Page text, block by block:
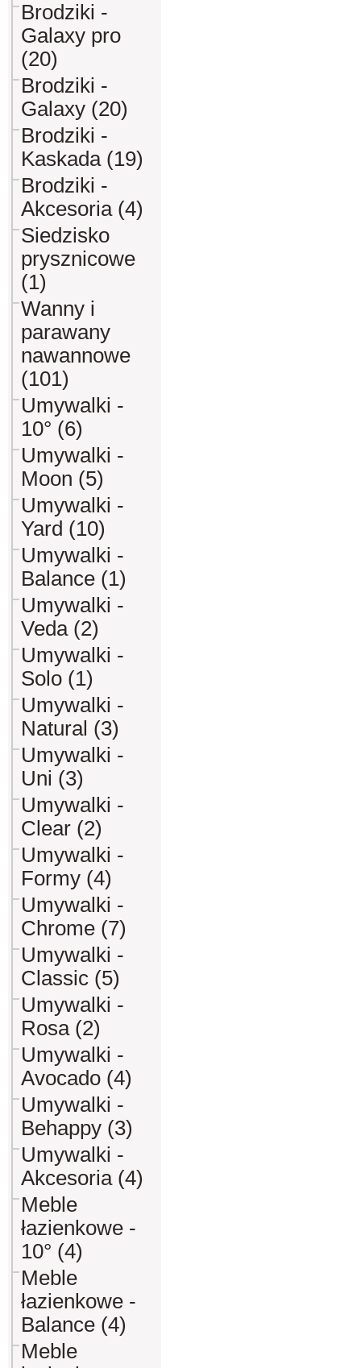
Brodziki -
Galaxy pro
(20)
Brodziki -
Galaxy (20)
Brodziki -
Kaskada (19)
Brodziki -
Akcesoria (4)
Siedzisko
prysznicowe
(1)
Wanny i
parawany
nawannowe
(101)
Umywalki -
10° (6)
Umywalki -
Moon (5)
Umywalki -
Yard (10)
Umywalki -
Balance (1)
Umywalki -
Veda (2)
Umywalki -
Solo (1)
Umywalki -
Natural (3)
Umywalki -
Uni (3)
Umywalki -
Clear (2)
Umywalki -
Formy (4)
Umywalki -
Chrome (7)
Umywalki -
Classic (5)
Umywalki -
Rosa (2)
Umywalki -
Avocado (4)
Umywalki -
Behappy (3)
Umywalki -
Akcesoria (4)
Meble
łazienkowe -
10° (4)
Meble
łazienkowe -
Balance (4)
Meble